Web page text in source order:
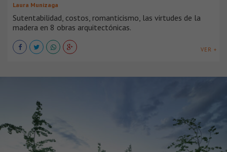
Laura Munizaga
Sutentabilidad, costos, romanticismo, las virtudes de la
madera en 8 obras arquitectónicas.
VER +